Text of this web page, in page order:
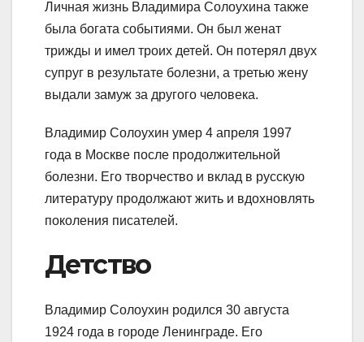
Личная жизнь Владимира Солоухина также
была богата событиями. Он был женат
трижды и имел троих детей. Он потерял двух
супруг в результате болезни, а третью жену
выдали замуж за другого человека.
Владимир Солоухин умер 4 апреля 1997
года в Москве после продолжительной
болезни. Его творчество и вклад в русскую
литературу продолжают жить и вдохновлять
поколения писателей.
Детство
Владимир Солоухин родился 30 августа
1924 года в городе Ленинграде. Его